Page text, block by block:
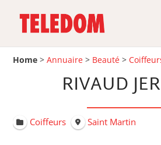
Home >Annuaire > Beauté >
RIVAUD
Coiffeurs Saint Martin